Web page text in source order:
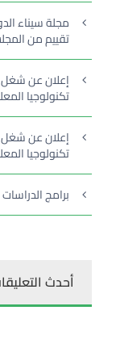
تقييم من
إعلان عن شغل
تكنولوجيا
إعلان عن
تكنولوجيا
برامج
أحدث